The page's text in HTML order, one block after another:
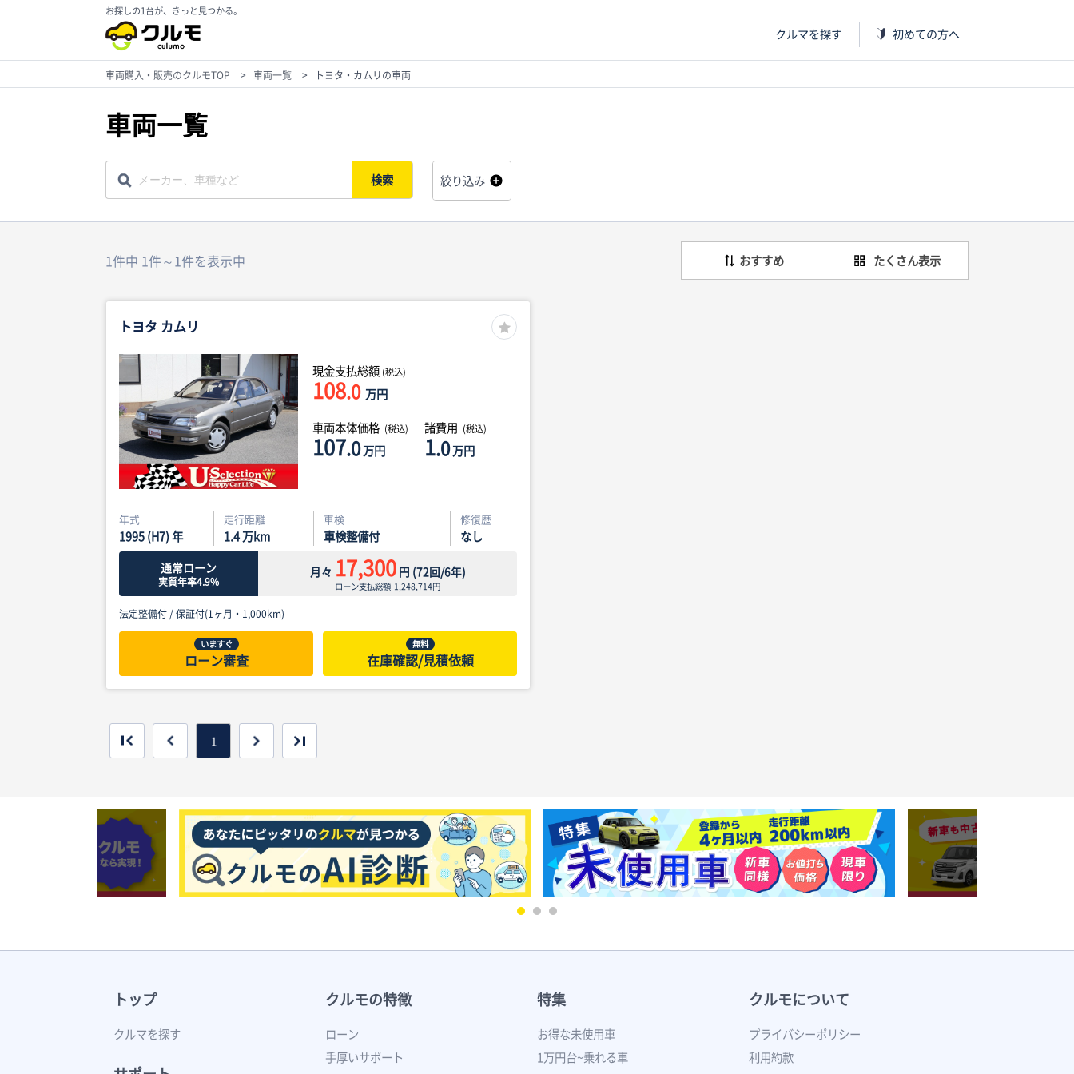
お探しの1台が、きっと見つかる。
クルマを探す 初めての方へ
車両購入・販売のクルモTOP > 車両一覧 > トヨタ・カムリの車両
車両一覧
検索 絞り込み
1件中 1件～1件を表示中 おすすめ たくさん表示
トヨタ カムリ
現金支払総額 (税込)
108.0 万円
車両本体価格 (税込)
107.0万円
諸費用 (税込)
1.0万円
年式
1995 (H7) 年
走行距離
1.4万km
車検
車検整備付
修復歴
なし
通常ローン
実質年率4.9%
月々 17,300円 (72回/6年)
ローン支払総額 1,248,714円
法定整備付 /保証付(1ヶ月・1,000km)
いますぐ
ローン審査
無料
在庫確認/見積依頼
1
トップ
クルマを探す
クルモの特徴
ローン
手厚いサポート
特集
お得な未使用車
1万円台~乗れる車
クルモについて
プライバシーポリシー
利用約款